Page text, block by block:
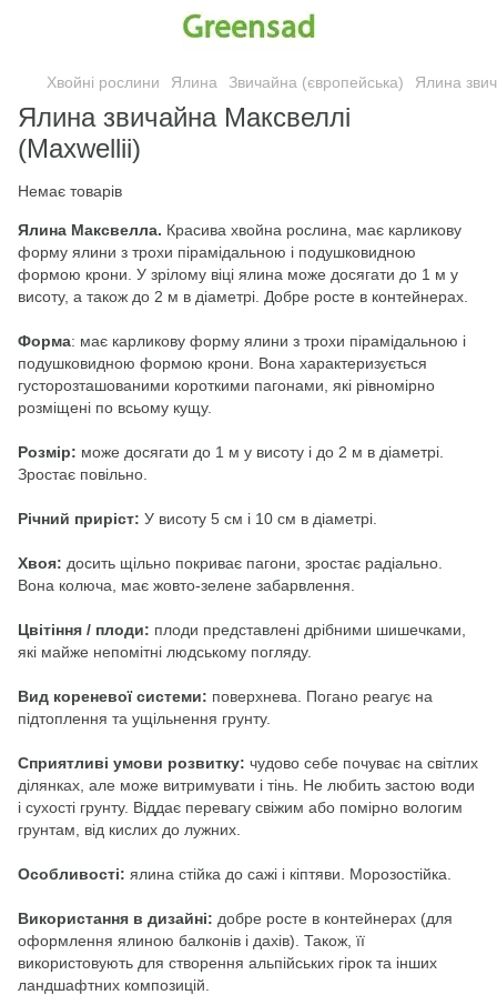
Хвойні рослини Ялина Звичайна (європейська) Ялина
Ялина звичайна Максвеллі
(Maxwellii)
Немає товарів
Ялина Максвелла. Красива хвойна рослина, має карликову
форму ялини з трохи пірамідальною і подушковидною
формою крони. У зрілому віці ялина може досягати до 1 м у
висоту, а також до 2 м в діаметрі. Добре росте в контейнерах.
Форма: має карликову форму ялини з трохи пірамідальною і
подушковидною формою крони. Вона характеризується
густорозташованими короткими пагонами, які рівномірно
розміщені по всьому кущу.
Розмір: може досягати до 1 м у висоту і до 2 м в діаметрі.
Зростає повільно.
Річний приріст: У висоту 5 см і 10 см в діаметрі.
Хвоя: досить щільно покриває пагони, зростає радіально.
Вона колюча, має жовто-зелене забарвлення.
Цвітіння / плоди: плоди представлені дрібними шишечками,
які майже непомітні людському погляду.
Вид кореневої системи: поверхнева. Погано реагує на
підтоплення та ущільнення грунту.
Сприятливі умови розвитку: чудово себе почуває на світлих
ділянках, але може витримувати і тінь. Не любить застою води
і сухості грунту. Віддає перевагу свіжим або помірно вологим
грунтам, від кислих до лужних.
Особливості: ялина стійка до сажі і кіптяви. Морозостійка.
Використання в дизайні: добре росте в контейнерах (для
оформлення ялиною балконів і дахів). Також, її
використовують для створення альпійських гірок та інших
ландшафтних композицій.